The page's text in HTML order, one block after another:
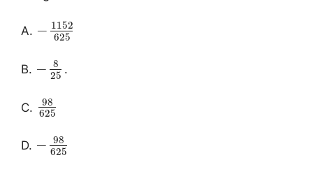
A. − 1152
625
B. − 8
25 .
C.
98
625
D. − 98
625